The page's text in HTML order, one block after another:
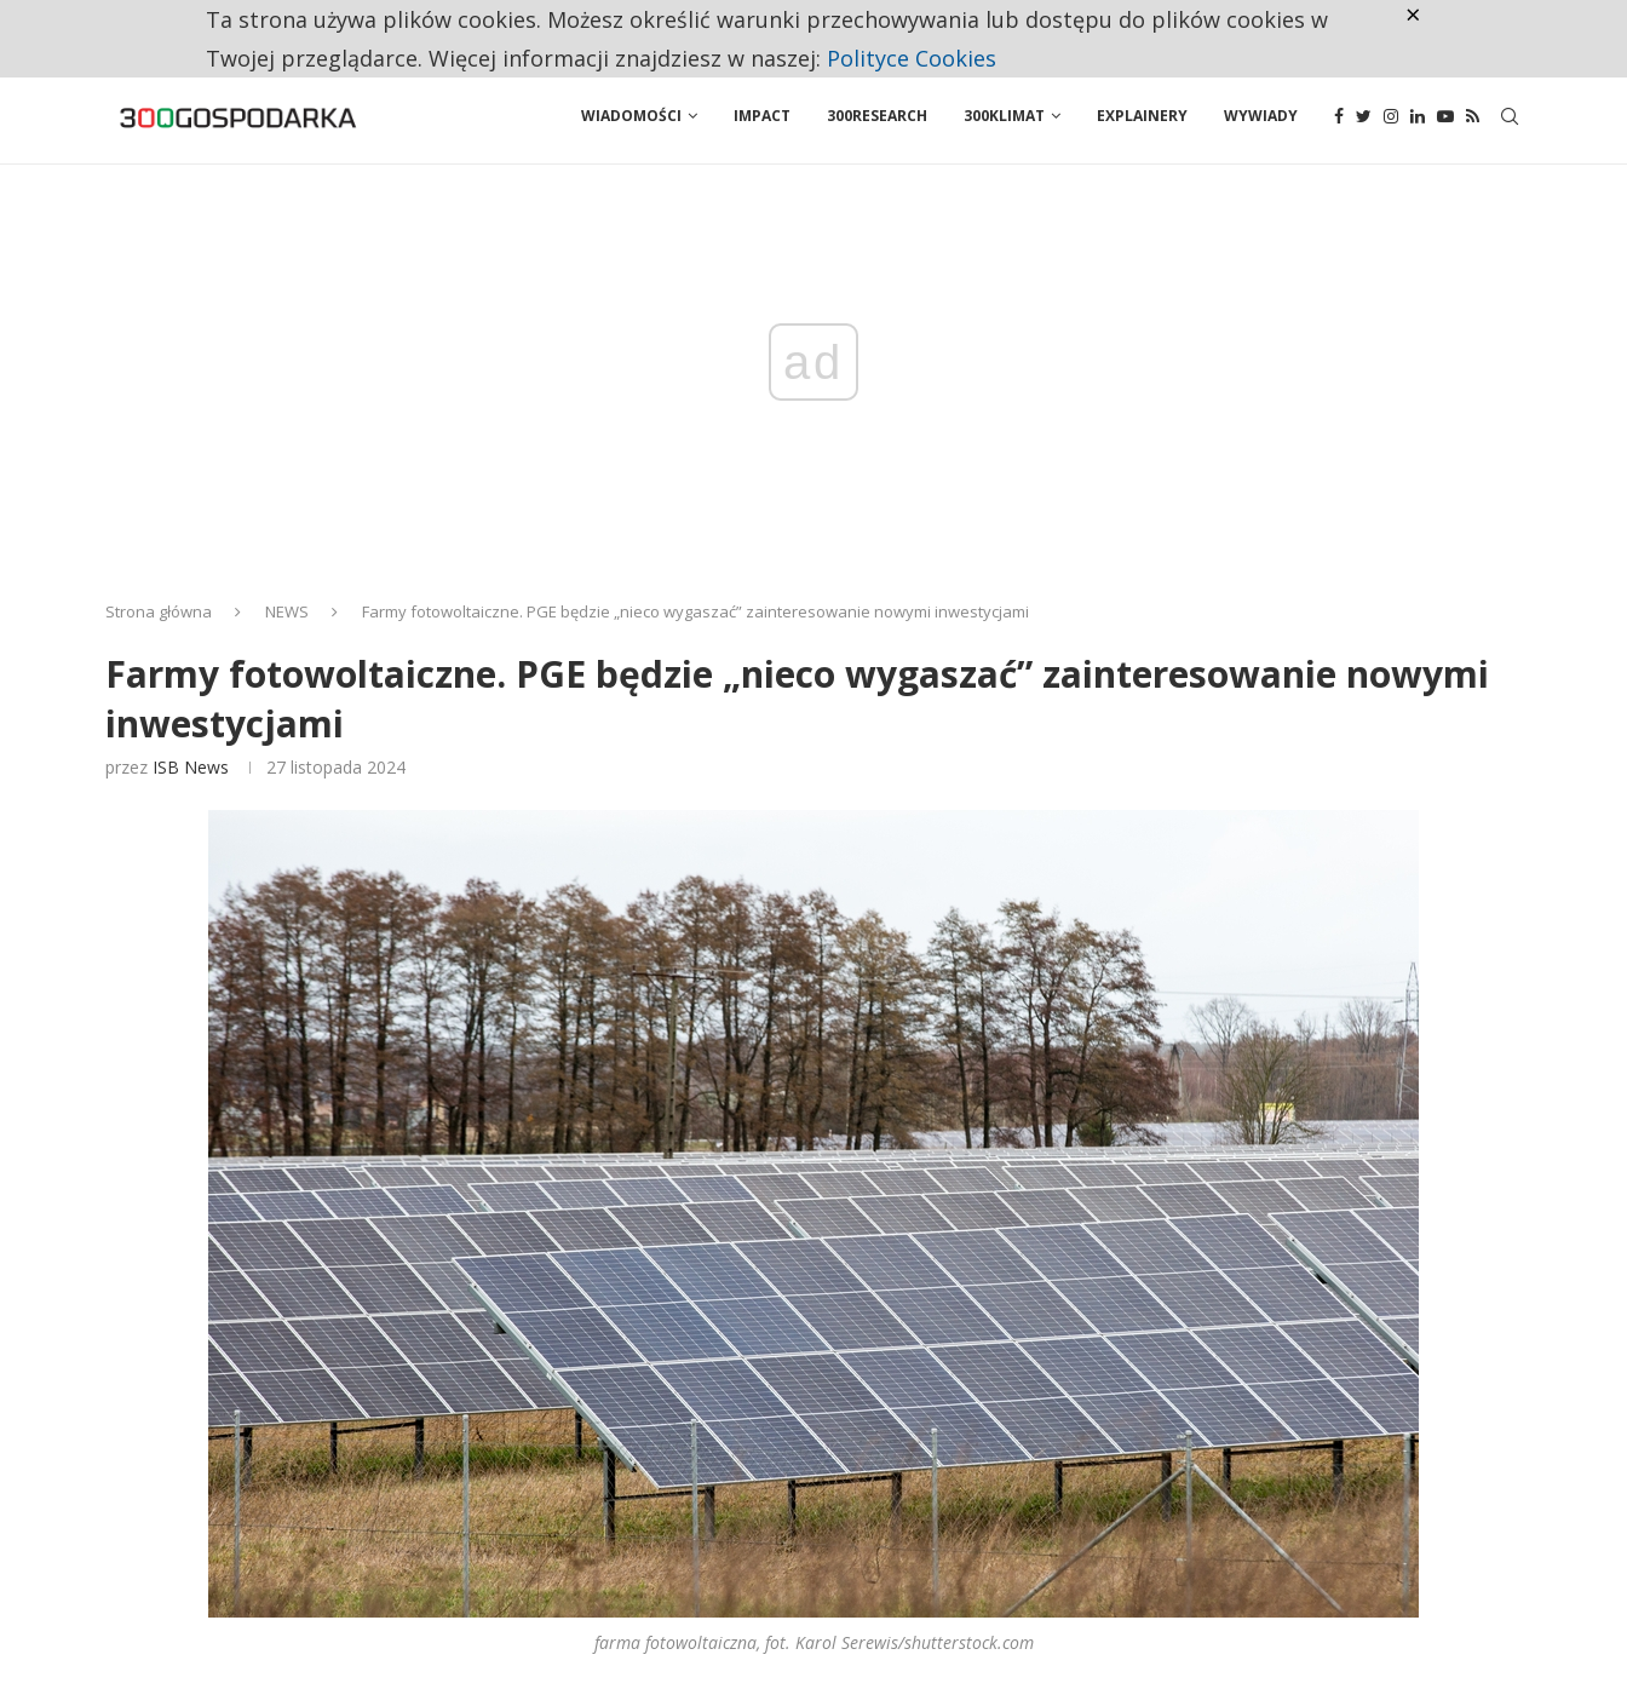
RESTRYKCJE CHIN UDERZAJĄ W EUROPEJSKI PRZEMYSŁ. NA LIŚCIE SĄ DWA PODMIOTY Z POLSKI
WIADOMOŚCI IMPACT 300RESEARCH 300KLIMAT EXPLAINERY WYWIADY
ad
Strona główna NEWS Farmy fotowoltaiczne. PGE będzie „nieco wygaszać” zainteresowanie nowymi inwestycjami
Farmy fotowoltaiczne. PGE będzie „nieco wygaszać” zainteresowanie nowymi
inwestycjami
przez ISB News 27 listopada 2024
farma fotowoltaiczna, fot. Karol Serewis/shutterstock.com
Ta strona używa plików cookies. Możesz określić warunki przechowywania lub dostępu do plików cookies w
Twojej przeglądarce. Więcej informacji znajdziesz w naszej: Polityce Cookies
×